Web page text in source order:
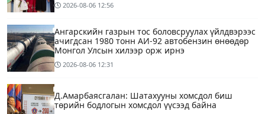
2026-08-06 12:56
Ангарскийн газрын тос боловсруулах үйлдвэрээс
ачигдсан 1980 тонн АИ-92 автобензин өнөөдөр
Монгол Улсын хилээр орж ирнэ
2026-08-06 12:31
Д.Амарбаясгалан: Шатахууны хомсдол биш
төрийн бодлогын хомсдол үүсээд байна